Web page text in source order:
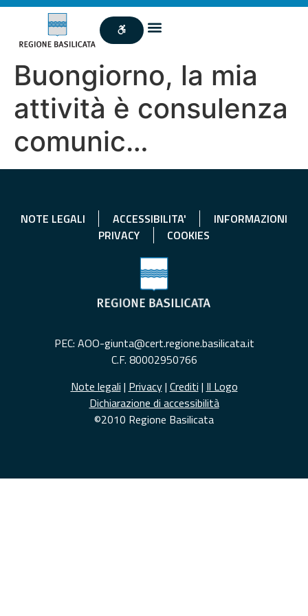
Buongiorno, la mia
attività è consulenza
comunic…
NOTE LEGALI ACCESSIBILITA'
INFORMAZIONI
PRIVACY
COOKIES
PEC: AOO-giunta@cert.regione.basilicata.it
C.F. 80002950766
Note legali | Privacy| Crediti | Il Logo
Dichiarazione di accessibilità
©2010 Regione Basilicata